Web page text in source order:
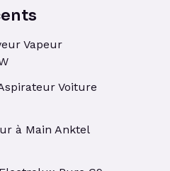
Vapeur
Voiture
à Main Anktel